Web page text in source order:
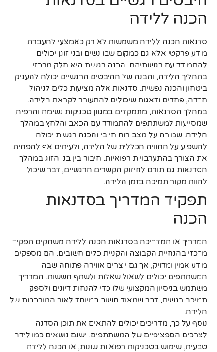
הכנה ללידה
סדנאות הכנה ללידה משמשות לא רק כאמצעי להעברת
מידע פרקטי אלא גם כמקום שבו נשים ובני זוגן יכולים
להתמודד עם רגשותיהם. הכנה רגשית היא חלק מרכזי
בתהליך הלידה, והבנה של ההיבטים הרגשיים יכולה להעניק
ביטחון והכנה נפשית. סדנאות אלה מציעות כלים לניהול
חרדה, פחדים ודאגות שיכולים להתעורר לקראת הלידה.
במהלך הסדנאות, מתמקדים במגוון טכניקות נשימה והרפיה,
שמסייעות למשתתפים להתמודד עם הכאב והלחץ במהלך
הלידה. שמירה על מצב רוח חיובי והכנה רגשית יכולה
להשפיע על החוויה הכללית של הלידה, ולעיתים אף להפחית
את הצורך בהתערבויות רפואיות. חיבור בין בני הזוג במהלך
הסדנאות גם תורם לחיזוק הקשרים הרגשיים, דבר שיכול
להוות מקור תמיכה בזמן הלידה.
תפקיד המדריך בסדנאות
הכנה
המדריך או המדריכה בסדנאות הכנה ללידה משחקים תפקיד
מרכזי בהנחיית הקבוצה והקניית כלים חשובים. הם מספקים
מידע אמין ומדויק, אך גם יוצרים אווירה פתוחה שבה
המשתתפים יכולים לשאול שאלות ולשתף חששות. המדריך
משתמש בניסיון המקצועי שלו כדי להנחות דיונים ולספק
תמיכה רגשית, דבר שמאוד חשוב במיוחד לאור המורכבות של
הלידה.
נוסף על כך, מדריכים יכולים להתאים את תוכן הסדנה
לצרכים הספציפיים של המשתתפים. ישנם נושאים כמו לידה
טבעית, שימוש בטכניקות רפואיות שונות, או הכנה ללידה